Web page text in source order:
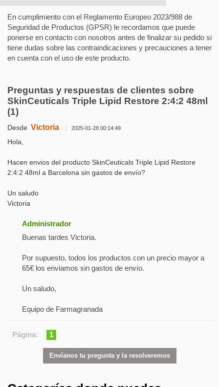
En cumplimiento con el Reglamento Europeo 2023/988 de
Seguridad de Productos (GPSR) le recordamos que puede
ponerse en contacto con nosotros antes de finalizar su pedido si
tiene dudas sobre las contraindicaciones y precauciones a tener
en cuenta con el uso de este producto.
Preguntas y respuestas de clientes sobre
SkinCeuticals Triple Lipid Restore 2:4:2 48ml
(1)
Desde Victoria | 2025-01-28 00:14:49
Hola,
Hacen envios del producto SkinCeuticals Triple Lipid Restore
2:4:2 48ml a Barcelona sin gastos de envío?
Un saludo
Victoria
Administrador
Buenas tardes Victoria.
Por supuesto, todos los productos con un precio mayor a
65€ los enviamos sin gastos de envío.
Un saludo,
Equipo de Farmagranada
Página: 1
Envíanos tu pregunta y la resolveremos